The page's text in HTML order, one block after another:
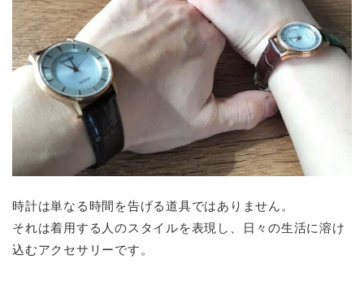
時計は単なる時間を告げる道具ではありません。
それは着用する人のスタイルを表現し、日々の生活に溶け
込むアクセサリーです。